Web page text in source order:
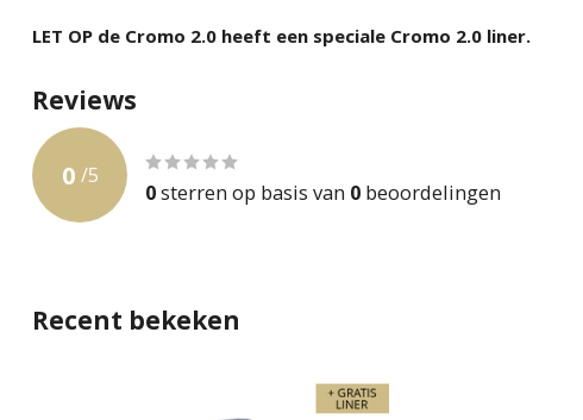
LET OP de Cromo 2.0 heeft een speciale Cromo 2.0 liner.
Reviews
0 /5
0sterren op basis van 0 beoordelingen
Recent bekeken